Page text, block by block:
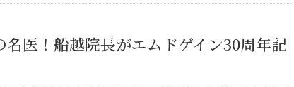
名医！船越院長がエムドゲイン30周年記